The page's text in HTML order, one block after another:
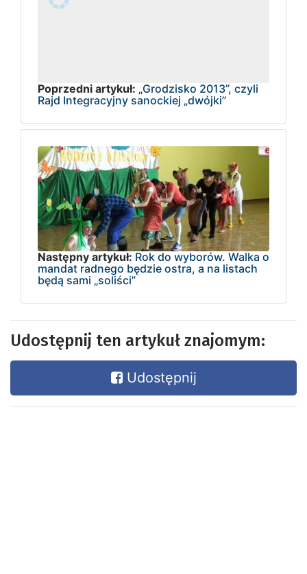
Poprzedni artykuł: „Grodzisko 2013”, czyli
Rajd Integracyjny sanockiej „dwójki”
Następny artykuł: Rok do wyborów. Walka o
mandat radnego będzie ostra, a na listach
będą sami „soliści”
Udostępnij ten artykuł znajomym:
Udostępnij